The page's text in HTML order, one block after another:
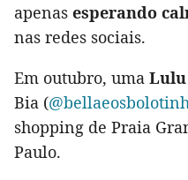
apenas esperando
nas redes sociais.
Em outubro, uma Lulu
Bia (
shopping de Praia
Paulo.